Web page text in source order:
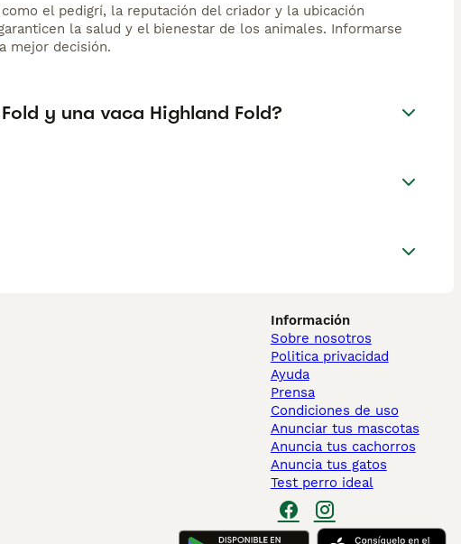
el pedigrí, la reputación del criador y la ubicación
la salud y el bienestar de los animales. Informarse
mejor decisión.
y una vaca Highland Fold?
Información
Sobre nosotros
Politica privacidad
Ayuda
Prensa
Condiciones de uso
Anunciar tus mascotas
Anuncia tus cachorros
Anuncia tus gatos
Test perro ideal